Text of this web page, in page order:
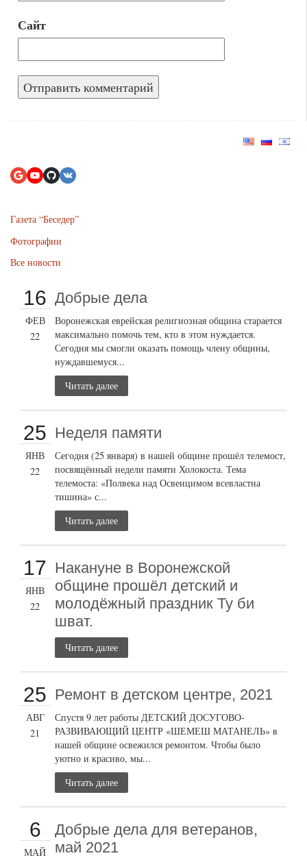
Сайт
Газета “Беседер”
Фотографии
Все новости
16
ФЕВ
22
Добрые дела
Воронежская еврейская религиозная община старается
максимально помочь тем, кто в этом нуждается.
Сегодня мы смогли оказать помощь члену общины,
нуждавшемуся...
Читать далее
25
ЯНВ
22
Неделя памяти
Сегодня (25 января) в нашей общине прошёл телемост,
посвящённый недели памяти Холокоста. Тема
телемоста: «Полвека над Освенцимом всевластна
тишина» с...
Читать далее
17
ЯНВ
22
Накануне в Воронежской
общине прошёл детский и
молодёжный праздник Ту би
шват.
Читать далее
25
АВГ
21
Ремонт в детском центре, 2021
Спустя 9 лет работы ДЕТСКИЙ ДОСУГОВО-
РАЗВИВАЮЩИЙ ЦЕНТР «ШЕМЕШ МАТАНЕЛЬ» в
нашей общине освежился ремонтом. Чтобы было
уютно и красиво, мы...
Читать далее
6
МАЙ
Добрые дела для ветеранов,
май 2021